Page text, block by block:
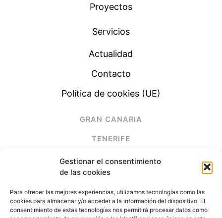
Gestionar el consentimiento
de las cookies
Para ofrecer las mejores experiencias, utilizamos tecnologías como las
cookies para almacenar y/o acceder a la información del dispositivo. El
consentimiento de estas tecnologías nos permitirá procesar datos como
Proyectos
Servicios
Actualidad
Contacto
Política de cookies (UE)
GRAN CANARIA
TENERIFE
LANZAROTE
FUERTEVENTURA
(+34) 928 678 261